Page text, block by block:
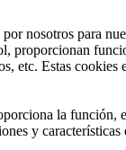
nosotros para
proporcionan
etc. Estas cookies
la función,
y características